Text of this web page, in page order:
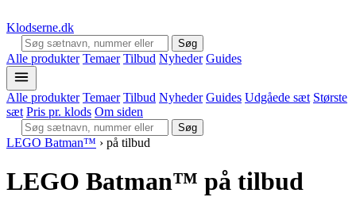
Klodserne.dk
Søg
Alle produkter Temaer Tilbud Nyheder Guides
Alle produkter Temaer Tilbud Nyheder Guides Udgåede sæt Største
sæt Pris pr. klods Om siden
Søg
LEGO Batman™ › på tilbud
LEGO Batman™ på tilbud